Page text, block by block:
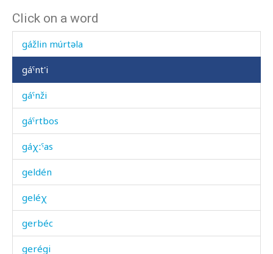
Click on a word
gátun c'iχ
gážlin múrtəla
gáˤnt'i
gáˤnži
gáˤrtbos
gáχːˤas
geldén
geléχ
gerbéc
gerégi